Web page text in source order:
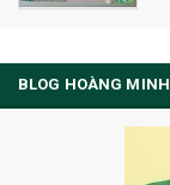
BLOG HOÀNG MINH